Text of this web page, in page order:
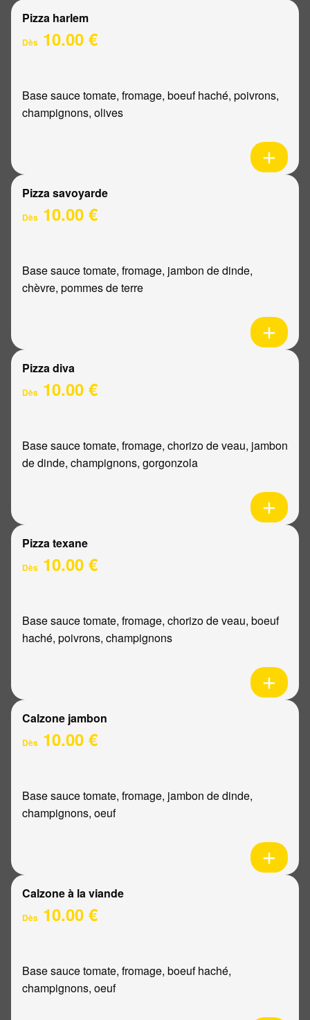
Pizza harlem
Dès 10.00 €
Base sauce tomate, fromage, boeuf haché, poivrons,
champignons, olives
Pizza savoyarde
Dès 10.00 €
Base sauce tomate, fromage, jambon de dinde,
chèvre, pommes de terre
Pizza diva
Dès 10.00 €
Base sauce tomate, fromage, chorizo de veau, jambon
de dinde, champignons, gorgonzola
Pizza texane
Dès 10.00 €
Base sauce tomate, fromage, chorizo de veau, boeuf
haché, poivrons, champignons
Calzone jambon
Dès 10.00 €
Base sauce tomate, fromage, jambon de dinde,
champignons, oeuf
Calzone à la viande
Dès 10.00 €
Base sauce tomate, fromage, boeuf haché,
champignons, oeuf